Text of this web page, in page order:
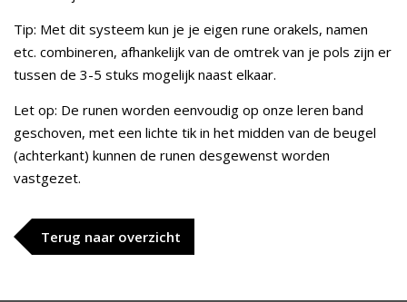
Tip: Met dit systeem kun je je eigen rune orakels, namen
etc. combineren, afhankelijk van de omtrek van je pols zijn er
tussen de 3-5 stuks mogelijk naast elkaar.
Let op: De runen worden eenvoudig op onze leren band
geschoven, met een lichte tik in het midden van de beugel
(achterkant) kunnen de runen desgewenst worden
vastgezet.
Terug naar overzicht